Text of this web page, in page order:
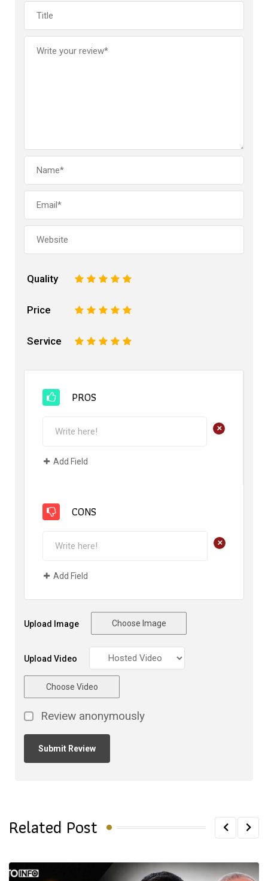
Quality 5
4
3
2
Price 5
4
3
2
Service 5
4
3
2
PROS
+
Add Field
CONS
+
Add Field
Upload Image Choose Image
Upload Video
Choose Video
Review anonymously
Related Post